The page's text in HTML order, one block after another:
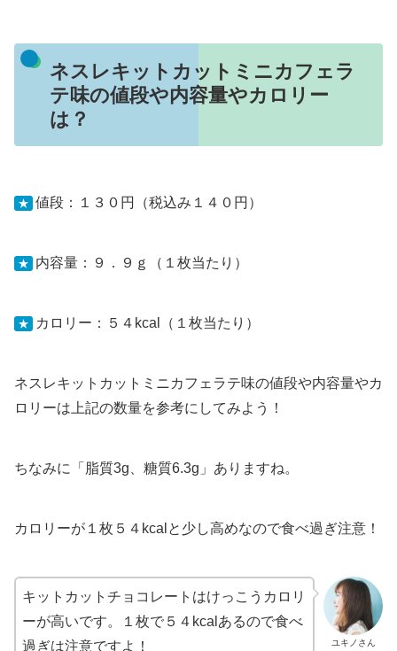
ネスレキットカットミニカフェラ
テ味の値段や内容量やカロリー
は？
★ 値段：１３０円（税込み１４０円）
★ 内容量：９．９ｇ（１枚当たり）
★ カロリー：５４kcal（１枚当たり）
ネスレキットカットミニカフェラテ味の値段や内容量やカ
ロリーは上記の数量を参考にしてみよう！
ちなみに「脂質3g、糖質6.3g」ありますね。
カロリーが１枚５４kcalと少し高めなので食べ過ぎ注意！
ユキノさん
キットカットチョコレートはけっこうカロリ
ーが高いです。１枚で５４kcalあるので食べ
過ぎは注意ですよ！